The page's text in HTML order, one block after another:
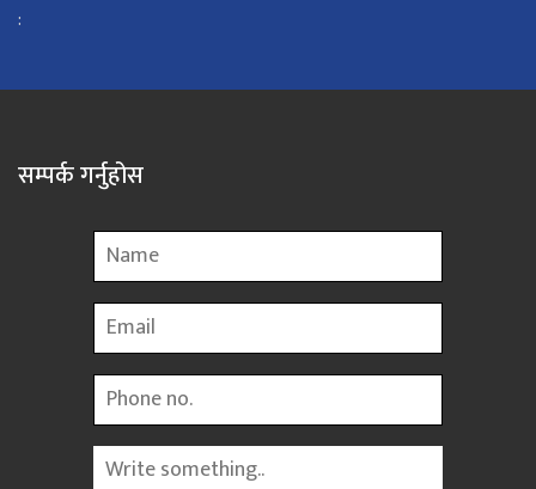
:
सम्पर्क गर्नुहोस
Name
Email
Phone
Message